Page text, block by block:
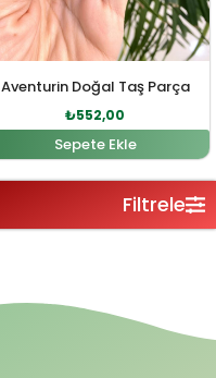
Aventurin Doğal Taş Parça
₺552,00
Sepete Ekle
Filtrele